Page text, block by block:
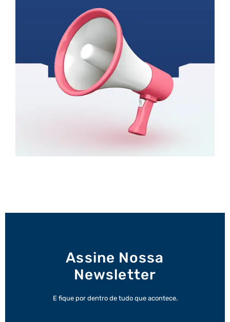
Assine Nossa
Newsletter
E fique por dentro de tudo que acontece.